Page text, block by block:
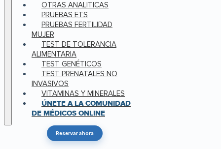
OTRAS ANALITICAS
PRUEBAS ETS
PRUEBAS FERTILIDAD
MUJER
TEST DE TOLERANCIA
ALIMENTARIA
TEST GENÉTICOS
TEST PRENATALES NO
INVASIVOS
VITAMINAS Y MINERALES
ÚNETE A LA COMUNIDAD
DE MÉDICOS ONLINE
Reservar ahora